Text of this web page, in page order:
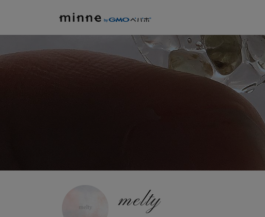
melty